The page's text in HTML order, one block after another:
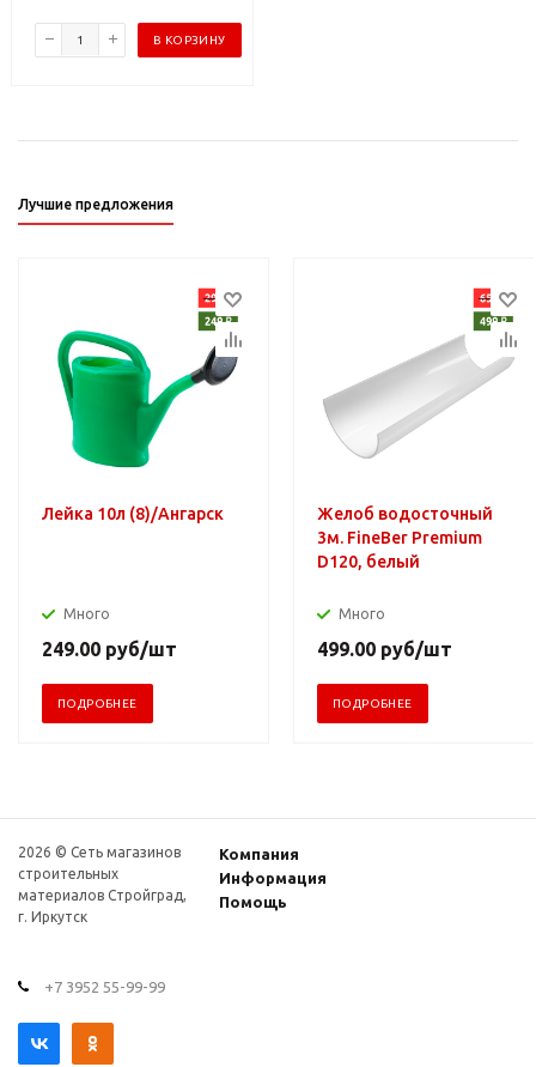
В КОРЗИНУ
Лучшие предложения
Лейка 10л (8)/Ангарск
Много
249.00 руб/шт
ПОДРОБНЕЕ
Желоб водосточный
3м. FineBer Premium
D120, белый
Много
499.00 руб/шт
ПОДРОБНЕЕ
2026 © Сеть магазинов
строительных
материалов Стройград,
г. Иркутск
Компания
Информация
Помощь
+7 3952 55-99-99